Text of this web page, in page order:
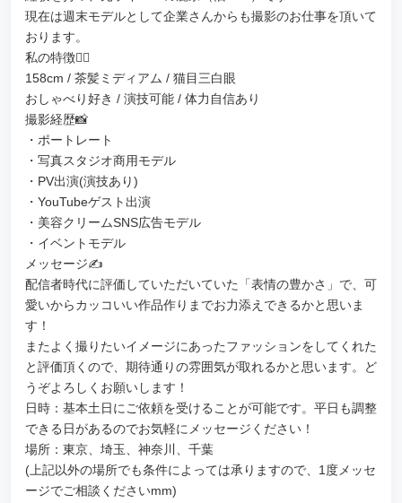
現在は週末モデルとして企業さんからも撮影のお仕事を頂いて
おります。
私の特徴🙋‍♀️
158cm / 茶髪ミディアム / 猫目三白眼
おしゃべり好き / 演技可能 / 体力自信あり
撮影経歴📸
・ポートレート
・写真スタジオ商用モデル
・PV出演(演技あり)
・YouTubeゲスト出演
・美容クリームSNS広告モデル
・イベントモデル
メッセージ✍
配信者時代に評価していただいていた「表情の豊かさ」で、可
愛いからカッコいい作品作りまでお力添えできるかと思いま
す！
またよく撮りたいイメージにあったファッションをしてくれた
と評価頂くので、期待通りの雰囲気が取れるかと思います。ど
うぞよろしくお願いします！
日時：基本土日にご依頼を受けることが可能です。平日も調整
できる日があるのでお気軽にメッセージください！
場所：東京、埼玉、神奈川、千葉
(上記以外の場所でも条件によっては承りますので、1度メッセ
ージでご相談くださいmm)